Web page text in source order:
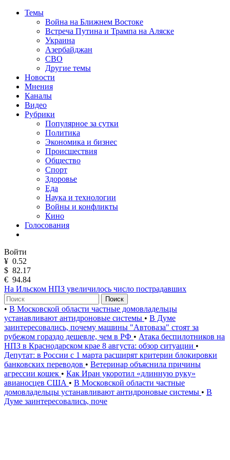
Темы
Война на Ближнем Востоке
Встреча Путина и Трампа на Аляске
Украина
Азербайджан
СВО
Другие темы
Новости
Мнения
Каналы
Видео
Рубрики
Популярное за сутки
Политика
Экономика и бизнес
Происшествия
Общество
Спорт
Здоровье
Еда
Наука и технологии
Войны и конфликты
Кино
Голосования
Войти
¥ 0.52
$ 82.17
€ 94.84
На Ильском НПЗ увеличилось число пострадавших
Поиск
• В Московской области частные домовладельцы
устанавливают антидроновые системы • В Думе
заинтересовались, почему машины "Автоваза" стоят за
рубежом гораздо дешевле, чем в РФ • Атака беспилотников на
НПЗ в Краснодарском крае 8 августа: обзор ситуации •
Депутат: в России с 1 марта расширят критерии блокировки
банковских переводов • Ветеринар объяснила причины
агрессии кошек • Как Иран укоротил «длинную руку»
авианосцев США • В Московской области частные
домовладельцы устанавливают антидроновые системы • В
Думе заинтересовались, поче